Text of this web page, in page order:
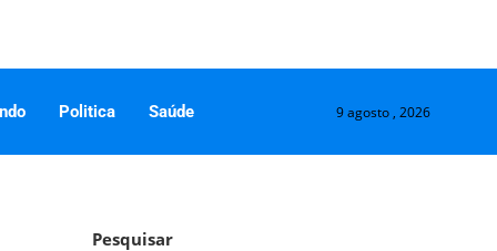
Politica Saúde 9 agosto , 2026
Pesquisar